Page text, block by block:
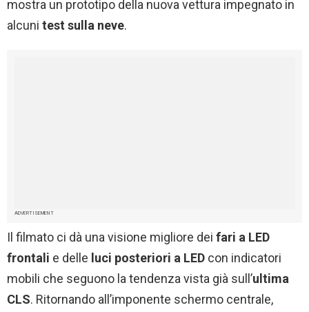
mostra un prototipo della nuova vettura impegnato in
alcuni test sulla neve.
ADVERTISEMENT
Il filmato ci dà una visione migliore dei fari a LED
frontali e delle luci posteriori a LED con indicatori
mobili che seguono la tendenza vista già sull’ultima
CLS. Ritornando all’imponente schermo centrale,